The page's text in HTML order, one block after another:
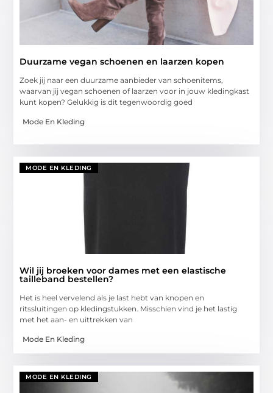
Duurzame vegan schoenen en laarzen kopen
Zoek jij naar een duurzame aanbieder van schoenitems,
waarvan jij vegan schoenen of laarzen voor in jouw kledingkast
kunt kopen? Gelukkig is dit tegenwoordig goed
Mode En Kleding
MODE EN KLEDING
Wil jij broeken voor dames met een elastische
tailleband bestellen?
Het is heel vervelend als je last hebt van knopen en
ritssluitingen op kledingstukken. Misschien vind je het lastig
met het aan- en uittrekken van
Mode En Kleding
MODE EN KLEDING